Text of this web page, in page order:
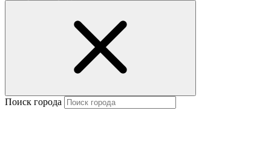
Поиск города